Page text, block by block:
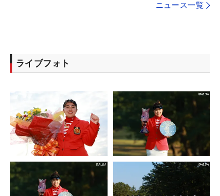
ニュース一覧
ライブフォト